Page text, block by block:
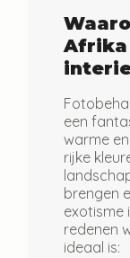
Afrika
een
warme
rijke
brengen
exotisme
redenen
ideaal is: